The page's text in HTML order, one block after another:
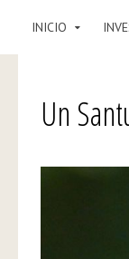
INICIO
Un